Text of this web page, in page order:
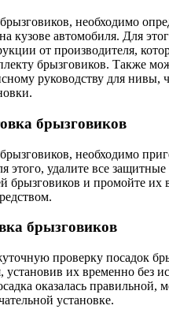
необходимо
кузове автомобиля. Для
от производителя,
брызговиков. Также
руководству для нивы,
брызговиков
необходимо
этого, удалите все
брызговиков и промойте их
брызговиков
проверку посадок
установив их временно без
оказалась правильной,
установке.